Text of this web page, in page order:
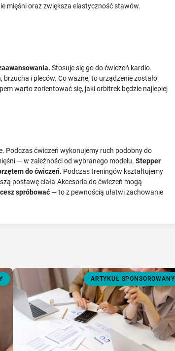
mięśni oraz zwiększa elastyczność stawów.
Stosuje się go do ćwiczeń kardio.
i pleców. Co ważne, to urządzenie zostało
warto zorientować się, jaki orbitrek będzie najlepiej
Podczas ćwiczeń wykonujemy ruch podobny do
— w zależności od wybranego modelu.Stepper
do ćwiczeń. Podczas treningów kształtujemy
postawę ciała.Akcesoria do ćwiczeń mogą
spróbować — to z pewnością ułatwi zachowanie
ARTYKUŁ SPONSOROWANY